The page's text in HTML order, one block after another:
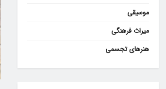
موسیقی
میراث فرهنگی
هنرهای تجسمی